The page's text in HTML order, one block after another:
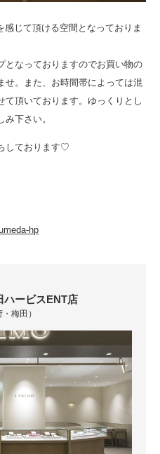
じて頂ける空間となっておりま
となっておりますのでお買い物の
せ。また、お時間帯によっては混
て頂いております。ゆっくりとし
下さい。
しております♡
hp
ハービスENT店
・梅田）